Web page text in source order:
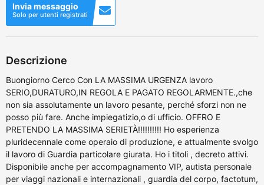
Invia messaggio
Solo per utenti registrati
Descrizione
Buongiorno Cerco Con LA MASSIMA URGENZA lavoro
SERIO,DURATURO,IN REGOLA E PAGATO REGOLARMENTE.,che
non sia assolutamente un lavoro pesante, perché sforzi non ne
posso più fare. Anche impiegatizio,o di ufficio. OFFRO E
PRETENDO LA MASSIMA SERIETÀ!!!!!!!!!! Ho esperienza
pluridecennale come operaio di produzione, e attualmente svolgo
il lavoro di Guardia particolare giurata. Ho i titoli , decreto attivi.
Disponibile anche per accompagnamento VIP, autista personale
per viaggi nazionali e internazionali , guardia del corpo, factotum,